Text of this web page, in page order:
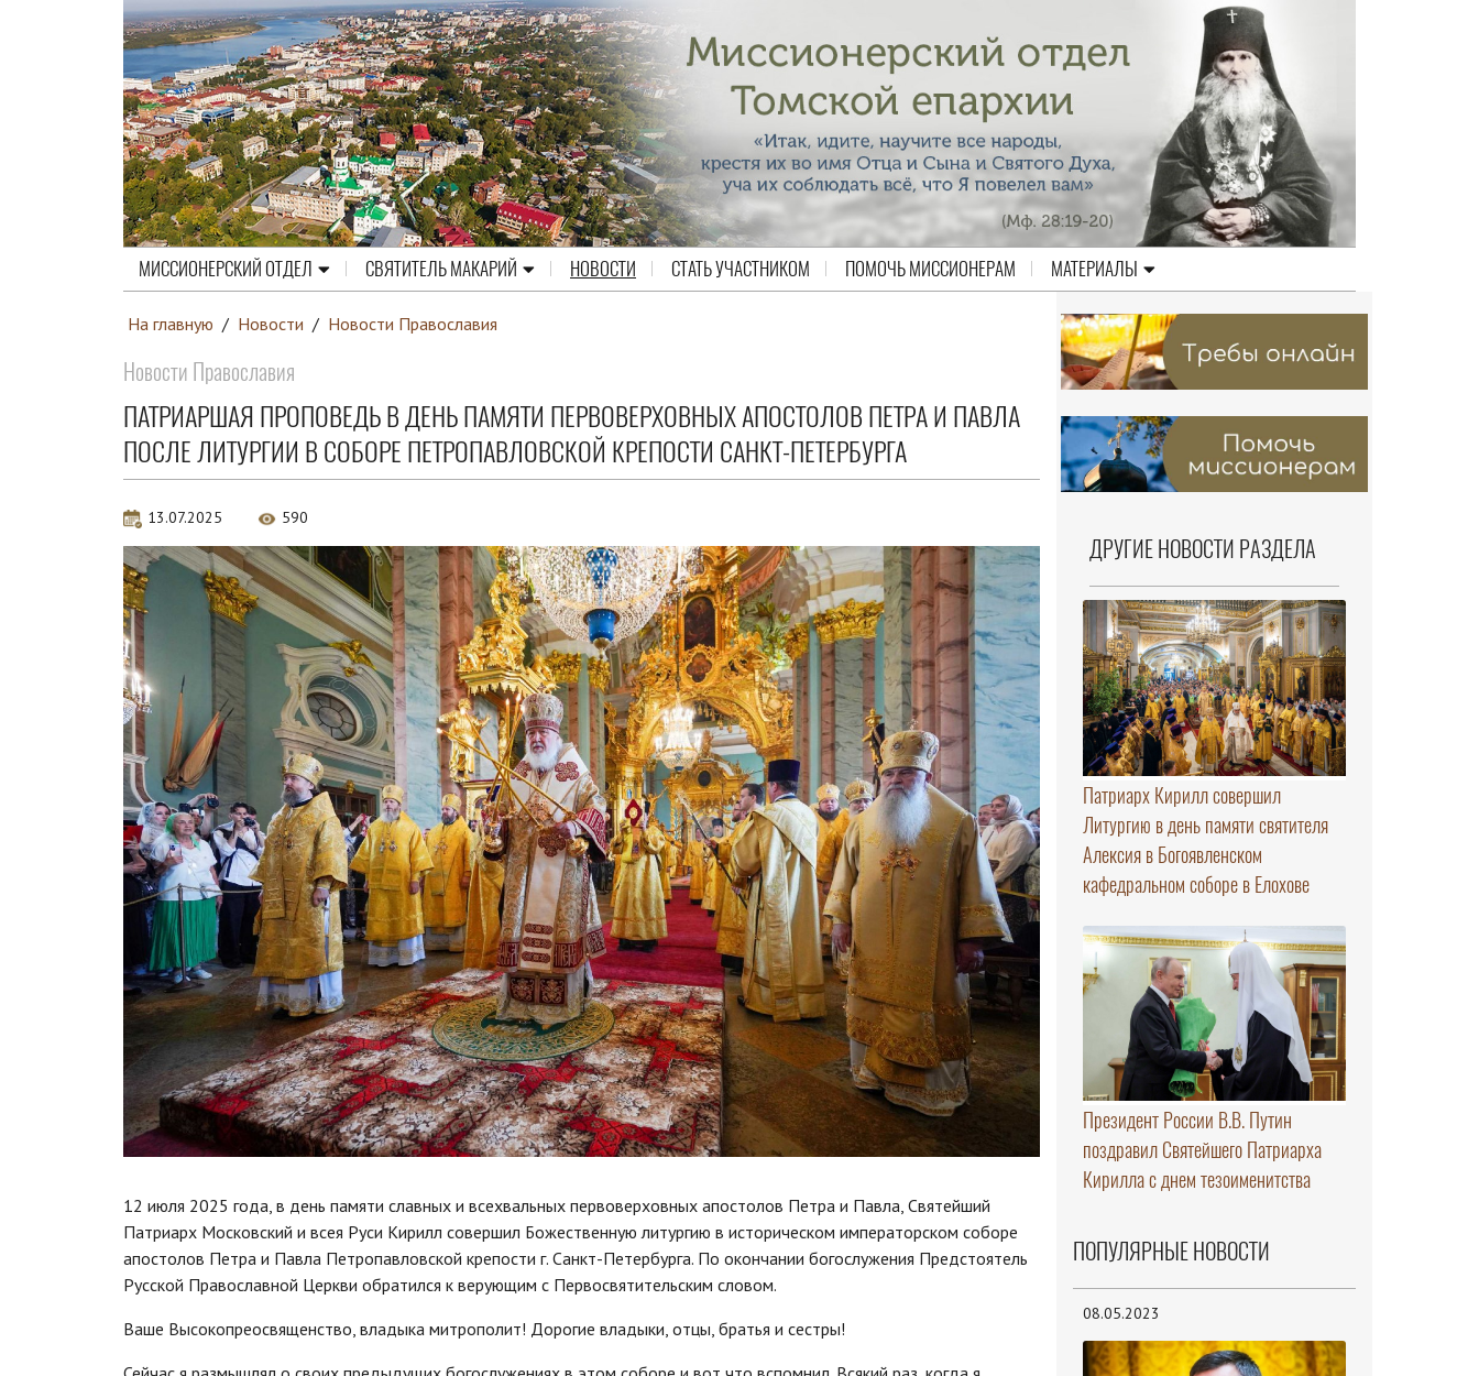
МИССИОНЕРСКИЙ ОТДЕЛ СВЯТИТЕЛЬ МАКАРИЙ НОВОСТИ СТАТЬ УЧАСТНИКОМ ПОМОЧЬ МИССИОНЕРАМ МАТЕРИАЛЫ
На главную / Новости / Новости Православия
Новости Православия
ПАТРИАРШАЯ ПРОПОВЕДЬ В ДЕНЬ ПАМЯТИ ПЕРВОВЕРХОВНЫХ АПОСТОЛОВ ПЕТРА И ПАВЛА
ПОСЛЕ ЛИТУРГИИ В СОБОРЕ ПЕТРОПАВЛОВСКОЙ КРЕПОСТИ САНКТ-ПЕТЕРБУРГА
13.07.2025 590
12 июля 2025 года, в день памяти славных и всехвальных первоверховных апостолов Петра и Павла, Святейший
Патриарх Московский и всея Руси Кирилл совершил Божественную литургию в историческом императорском соборе
апостолов Петра и Павла Петропавловской крепости г. Санкт-Петербурга. По окончании богослужения Предстоятель
Русской Православной Церкви обратился к верующим с Первосвятительским словом.
Ваше Высокопреосвященство, владыка митрополит! Дорогие владыки, отцы, братья и сестры!
ДРУГИЕ НОВОСТИ РАЗДЕЛА
Патриарх Кирилл совершил
Литургию в день памяти святителя
Алексия в Богоявленском
кафедральном соборе в Елохове
Президент России В.В. Путин
поздравил Святейшего Патриарха
Кирилла с днем тезоименитства
ПОПУЛЯРНЫЕ НОВОСТИ
08.05.2023